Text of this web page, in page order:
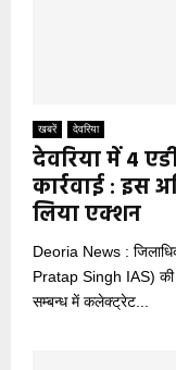
खबरें देवरिया
देवरिया में 4
कार्रवाई : इस
लिया एक्शन
Deoria News :
Pratap Singh IAS) की
सम्बन्ध में कलेक्ट्रेट...